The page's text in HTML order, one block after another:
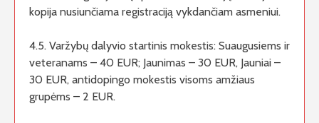
kopija nusiunčiama registraciją vykdančiam asmeniui.
4.5. Varžybų dalyvio startinis mokestis: Suaugusiems ir
veteranams – 40 EUR; Jaunimas – 30 EUR, Jauniai –
30 EUR, antidopingo mokestis visoms amžiaus
grupėms – 2 EUR.